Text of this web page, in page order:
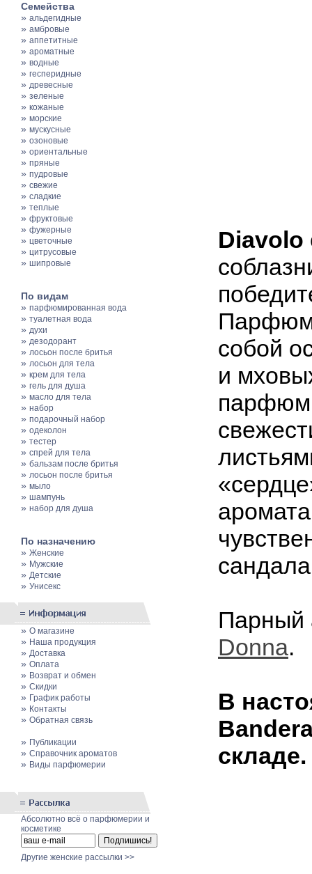
Семейства
» альдегидные
» амбровые
» аппетитные
» ароматные
» водные
» гесперидные
» древесные
» зеленые
» кожаные
» морские
» мускусные
» озоновые
» ориентальные
» пряные
» пудровые
» свежие
» сладкие
» теплые
» фруктовые
» фужерные
» цветочные
» цитрусовые
» шипровые
По видам
» парфюмированная вода
» туалетная вода
» духи
» дезодорант
» лосьон после бритья
» лосьон для тела
» крем для тела
» гель для душа
» масло для тела
» набор
» подарочный набор
» одеколон
» тестер
» спрей для тела
» бальзам после бритья
» лосьон после бритья
» мыло
» шампунь
» набор для душа
По назначению
» Женские
» Мужские
» Детские
» Унисекс
» О магазине
» Наша продукция
» Доставка
» Оплата
» Возврат и обмен
» Скидки
» График работы
» Контакты
» Обратная связь
» Публикации
» Cправочник ароматов
» Виды парфюмерии
Абсолютно всё о парфюмерии и
косметике
Другие женские рассылки >>
Diavolo
собой
и
парфюм
Парный
Donna.
В
складе.